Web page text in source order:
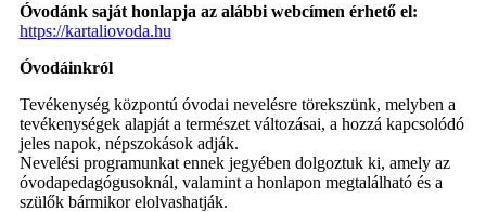
Óvodánk saját honlapja az alábbi webcímen érhető el:
https://kartaliovoda.hu
Óvodáinkról
Tevékenység központú óvodai nevelésre törekszünk, melyben a
tevékenységek alapját a természet változásai, a hozzá kapcsolódó
jeles napok, népszokások adják.
Nevelési programunkat ennek jegyében dolgoztuk ki, amely az
óvodapedagógusoknál, valamint a honlapon megtalálható és a
szülők bármikor elolvashatják.